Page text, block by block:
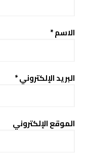
الاسم*
البريد الإلكتروني*
الموقع الإلكتروني